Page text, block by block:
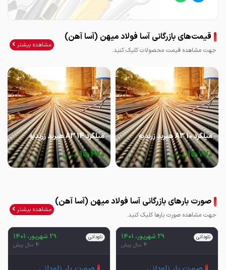
قیمت‌های بازرگانی آسا فولاد میهن (آسا آهن)
جهت مشاهده قیمت محصولات کلیک کنید.
مشاهده بیشتر
میلگرد 10 A3 هیربد زرندیه
15,770تومان
میلگرد 14 A3 هیربد زرندیه
15,470تومان
صورت بارهای بازرگانی آسا فولاد میهن (آسا آهن)
جهت مشاهده صورت بارها کلیک کنید.
مشاهده بیشتر
ناودانی 29 شهریور، 1401
4 سال پیش
ناودانی 29 شهریور، 1401
4 سال پیش